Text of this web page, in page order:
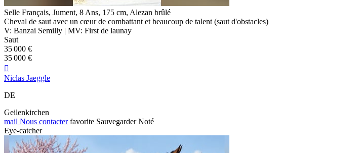
Selle Français, Jument, 8 Ans, 175 cm, Alezan brûlé
Cheval de saut avec un cœur de combattant et beaucoup de talent (saut d'obstacles)
V: Banzai Semilly | MV: First de launay
Saut
35 000 €
35 000 €

Niclas Jaeggle
DE
Geilenkirchen
mail Nous contacter favorite Sauvegarder Noté
Eye-catcher